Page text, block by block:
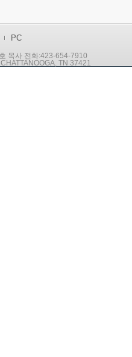
PC
목사 전화:423-654-7910
TN 37421